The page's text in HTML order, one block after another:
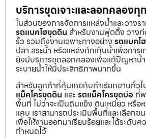
บริการขุดเจาะและลอกคลอง
ในส่วนของการจัดการแหล่งน้ำและวางรา
รถแบคโฮขุดดิน สำหรับงานฟุตติ้ง วาง
รั้ว รวมถึงงานเฉพาะทางอย่าง รถแบคโ
ปลา สระน้ำ หรือแหล่งกักเก็บน้ำเพื่อการ
ยังมีบริการขุดลอกคลองเพื่อแก้ปัญหาน้
ระบายน้ำให้มีประสิทธิภาพมากขึ้น
สำหรับลูกค้าที่คุ้นเคยกับคำเรียกขานทั่วไ
แม็คโครขุดดิน และ รถแม็คโครขุดบ่อ ที่
พื้นที่ ไม่ว่าจะเป็นดินแข็ง ดินเหนียว หรือ
แคบ เราสามารถประเมินพื้นที่และเลือกข
เพื่อให้งานออกมาเรียบร้อยและได้ระดับ
กำหนดไว้